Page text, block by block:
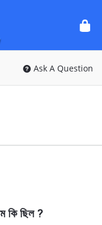
Ask A Question
কি ছিল ?